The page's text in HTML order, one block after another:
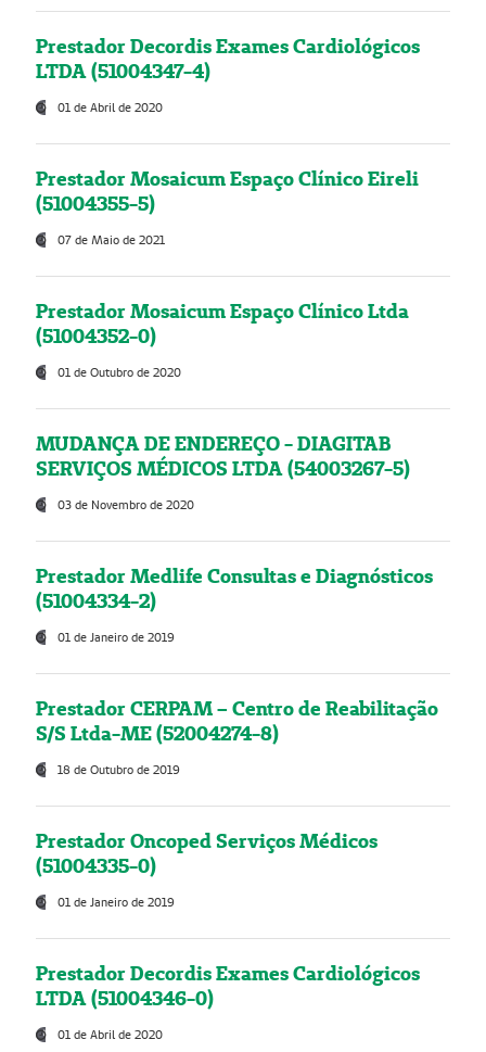
Prestador Decordis Exames Cardiológicos
LTDA (51004347-4)
01 de Abril de 2020
Prestador Mosaicum Espaço Clínico Eireli
(51004355-5)
07 de Maio de 2021
Prestador Mosaicum Espaço Clínico Ltda
(51004352-0)
01 de Outubro de 2020
MUDANÇA DE ENDEREÇO - DIAGITAB
SERVIÇOS MÉDICOS LTDA (54003267-5)
03 de Novembro de 2020
Prestador Medlife Consultas e Diagnósticos
(51004334-2)
01 de Janeiro de 2019
Prestador CERPAM – Centro de Reabilitação
S/S Ltda-ME (52004274-8)
18 de Outubro de 2019
Prestador Oncoped Serviços Médicos
(51004335-0)
01 de Janeiro de 2019
Prestador Decordis Exames Cardiológicos
LTDA (51004346-0)
01 de Abril de 2020